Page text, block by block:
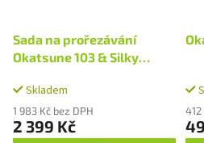
k
t
ů
d
u
t
ů
Sada na prořezávání
Okatsune 103 & Silky
Skladem
1 983 Kč bez DPH
2 399 Kč
412